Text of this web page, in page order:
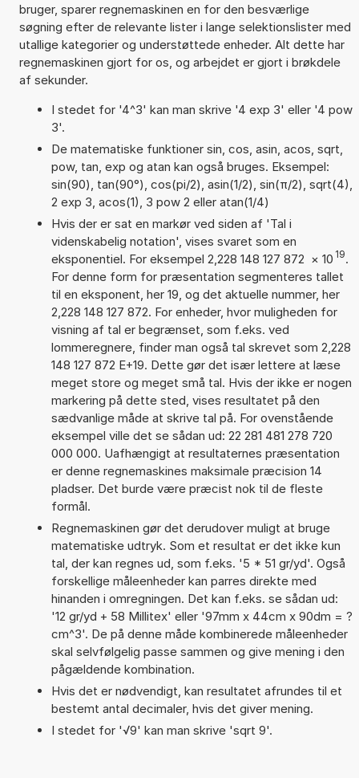
bruger, sparer regnemaskinen en for den besværlige
søgning efter de relevante lister i lange selektionslister med
utallige kategorier og understøttede enheder. Alt dette har
regnemaskinen gjort for os, og arbejdet er gjort i brøkdele
af sekunder.
I stedet for '4^3' kan man skrive '4 exp 3' eller '4 pow
3'.
De matematiske funktioner sin, cos, asin, acos, sqrt,
pow, tan, exp og atan kan også bruges. Eksempel:
sin(90), tan(90°), cos(pi/2), asin(1/2), sin(π/2), sqrt(4),
2 exp 3, acos(1), 3 pow 2 eller atan(1/4)
Hvis der er sat en markør ved siden af 'Tal i
videnskabelig notation', vises svaret som en
eksponentiel. For eksempel 2,228 148 127 872 × 10 19.
For denne form for præsentation segmenteres tallet
til en eksponent, her 19, og det aktuelle nummer, her
2,228 148 127 872. For enheder, hvor muligheden for
visning af tal er begrænset, som f.eks. ved
lommeregnere, finder man også tal skrevet som 2,228
148 127 872 E+19. Dette gør det især lettere at læse
meget store og meget små tal. Hvis der ikke er nogen
markering på dette sted, vises resultatet på den
sædvanlige måde at skrive tal på. For ovenstående
eksempel ville det se sådan ud: 22 281 481 278 720
000 000. Uafhængigt at resultaternes præsentation
er denne regnemaskines maksimale præcision 14
pladser. Det burde være præcist nok til de fleste
formål.
Regnemaskinen gør det derudover muligt at bruge
matematiske udtryk. Som et resultat er det ikke kun
tal, der kan regnes ud, som f.eks. '5 * 51 gr/yd'. Også
forskellige måleenheder kan parres direkte med
hinanden i omregningen. Det kan f.eks. se sådan ud:
'12 gr/yd + 58 Millitex' eller '97mm x 44cm x 90dm = ?
cm^3'. De på denne måde kombinerede måleenheder
skal selvfølgelig passe sammen og give mening i den
pågældende kombination.
Hvis det er nødvendigt, kan resultatet afrundes til et
bestemt antal decimaler, hvis det giver mening.
I stedet for '√9' kan man skrive 'sqrt 9'.